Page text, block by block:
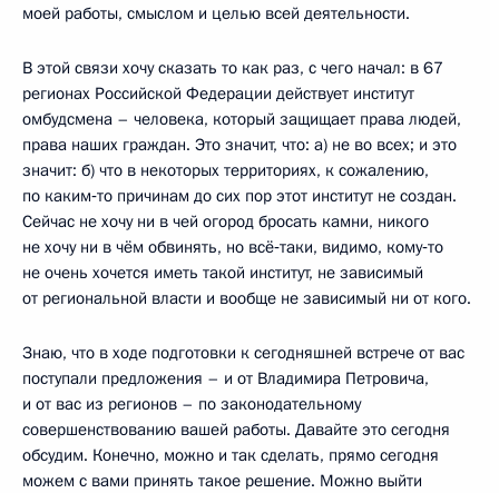
моей работы, смыслом и целью всей деятельности.
В этой связи хочу сказать то как раз, с чего начал: в 67
регионах Российской Федерации действует институт
омбудсмена – человека, который защищает права людей,
права наших граждан. Это значит, что: а) не во всех; и это
значит: б) что в некоторых территориях, к сожалению,
по каким‑то причинам до сих пор этот институт не создан.
Сейчас не хочу ни в чей огород бросать камни, никого
не хочу ни в чём обвинять, но всё‑таки, видимо, кому‑то
не очень хочется иметь такой институт, не зависимый
от региональной власти и вообще не зависимый ни от кого.
Знаю, что в ходе подготовки к сегодняшней встрече от вас
поступали предложения – и от Владимира Петровича,
и от вас из регионов – по законодательному
совершенствованию вашей работы. Давайте это сегодня
обсудим. Конечно, можно и так сделать, прямо сегодня
можем с вами принять такое решение. Можно выйти